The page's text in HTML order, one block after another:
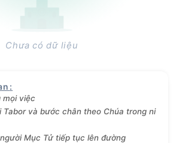
Chưa có dữ liệu
:
mọi việc
Tabor và bước chân theo Chúa trong ni
Mục Tử tiếp tục lên đường